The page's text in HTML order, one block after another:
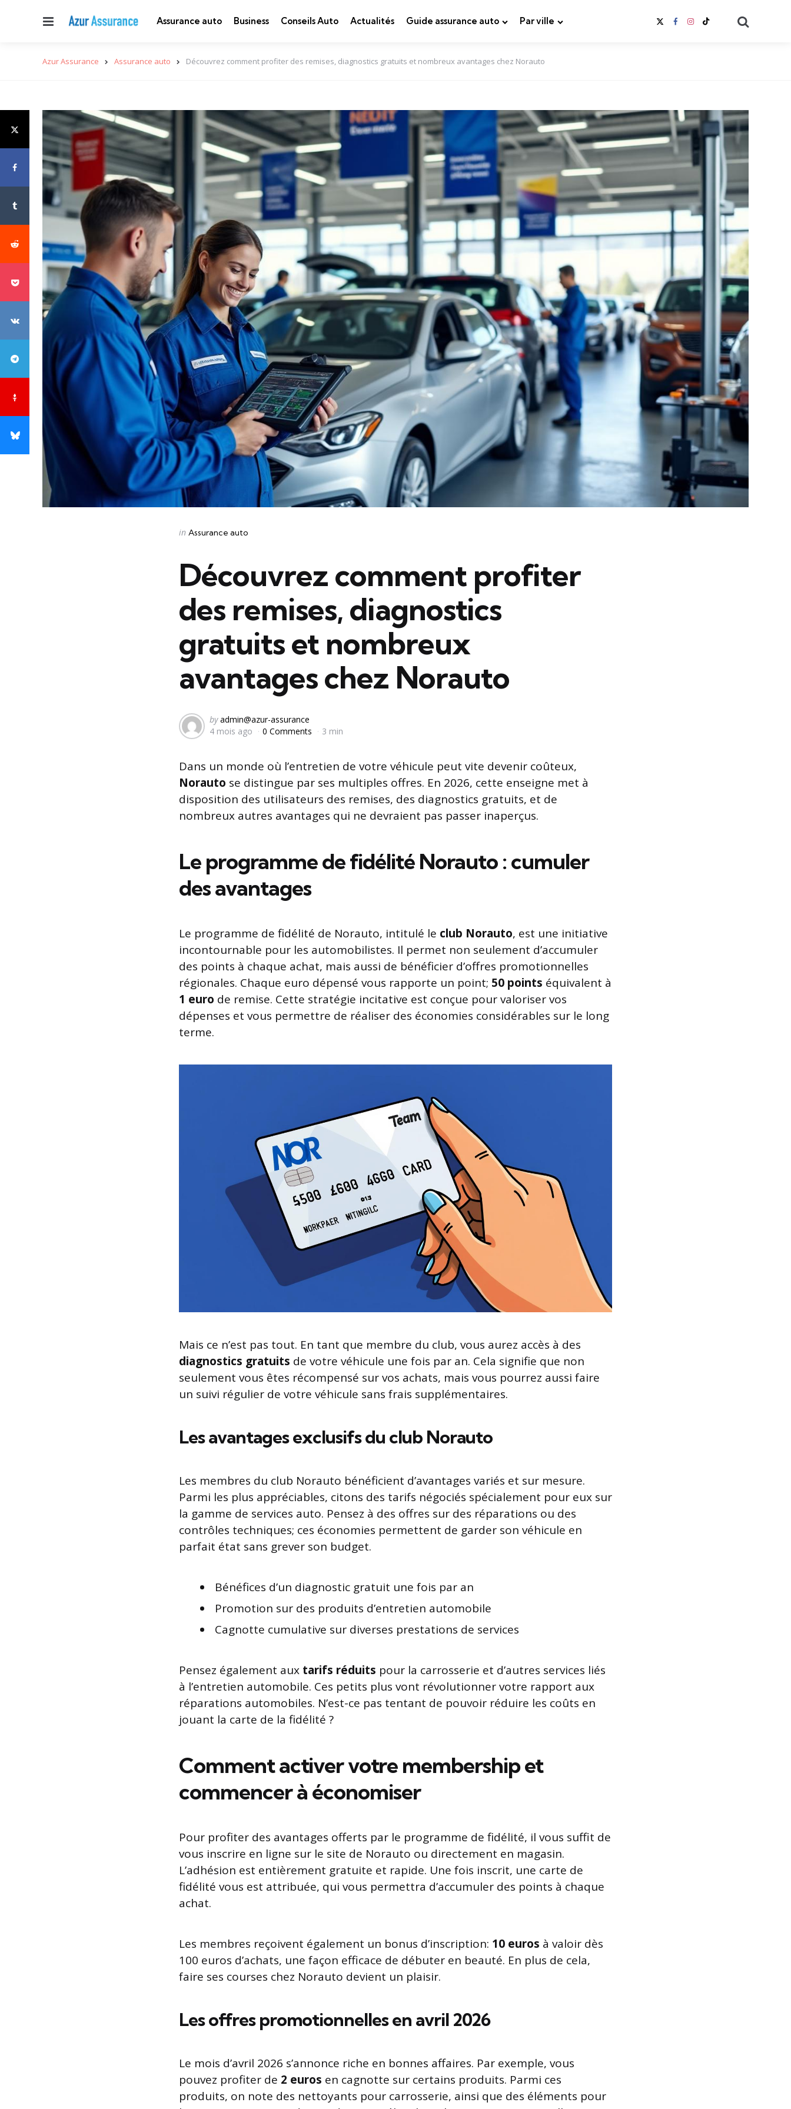
Menu Assurance auto Business Conseils Auto Actualités Guide assurance auto Par ville
Azur Assurance Assurance auto Découvrez comment profiter des remises, diagnostics gratuits et nombreux avantages chez Norauto
Categories
Posted
in Assurance auto
Découvrez comment profiter
des remises, diagnostics
gratuits et nombreux
avantages chez Norauto
Posted
by
by admin@azur-assurance
4 mois ago
0 Comments 3 min
Dans un monde où l’entretien de votre véhicule peut vite devenir coûteux,
Norauto se distingue par ses multiples offres. En 2026, cette enseigne met à
disposition des utilisateurs des remises, des diagnostics gratuits, et de
nombreux autres avantages qui ne devraient pas passer inaperçus.
Le programme de fidélité Norauto : cumuler
des avantages
Le programme de fidélité de Norauto, intitulé le club Norauto, est une initiative
incontournable pour les automobilistes. Il permet non seulement d’accumuler
des points à chaque achat, mais aussi de bénéficier d’offres promotionnelles
régionales. Chaque euro dépensé vous rapporte un point; 50 points équivalent à
1 euro de remise. Cette stratégie incitative est conçue pour valoriser vos
dépenses et vous permettre de réaliser des économies considérables sur le long
terme.
Mais ce n’est pas tout. En tant que membre du club, vous aurez accès à des
diagnostics gratuits de votre véhicule une fois par an. Cela signifie que non
seulement vous êtes récompensé sur vos achats, mais vous pourrez aussi faire
un suivi régulier de votre véhicule sans frais supplémentaires.
Les avantages exclusifs du club Norauto
Les membres du club Norauto bénéficient d’avantages variés et sur mesure.
Parmi les plus appréciables, citons des tarifs négociés spécialement pour eux sur
la gamme de services auto. Pensez à des offres sur des réparations ou des
contrôles techniques; ces économies permettent de garder son véhicule en
parfait état sans grever son budget.
Bénéfices d’un diagnostic gratuit une fois par an
Promotion sur des produits d’entretien automobile
Cagnotte cumulative sur diverses prestations de services
Pensez également aux tarifs réduits pour la carrosserie et d’autres services liés
à l’entretien automobile. Ces petits plus vont révolutionner votre rapport aux
réparations automobiles. N’est-ce pas tentant de pouvoir réduire les coûts en
jouant la carte de la fidélité ?
Comment activer votre membership et
commencer à économiser
Pour profiter des avantages offerts par le programme de fidélité, il vous suffit de
vous inscrire en ligne sur le site de Norauto ou directement en magasin.
L’adhésion est entièrement gratuite et rapide. Une fois inscrit, une carte de
fidélité vous est attribuée, qui vous permettra d’accumuler des points à chaque
achat.
Les membres reçoivent également un bonus d’inscription: 10 euros à valoir dès
100 euros d’achats, une façon efficace de débuter en beauté. En plus de cela,
faire ses courses chez Norauto devient un plaisir.
Les offres promotionnelles en avril 2026
Le mois d’avril 2026 s’annonce riche en bonnes affaires. Par exemple, vous
pouvez profiter de 2 euros en cagnotte sur certains produits. Parmi ces
produits, on note des nettoyants pour carrosserie, ainsi que des éléments pour